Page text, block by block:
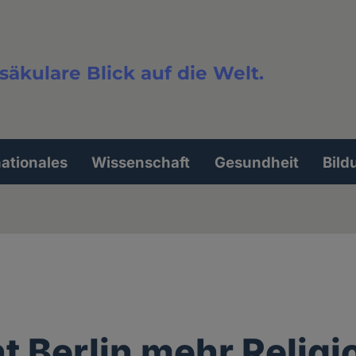
Blick auf die Welt.
Wissenschaft Gesundheit